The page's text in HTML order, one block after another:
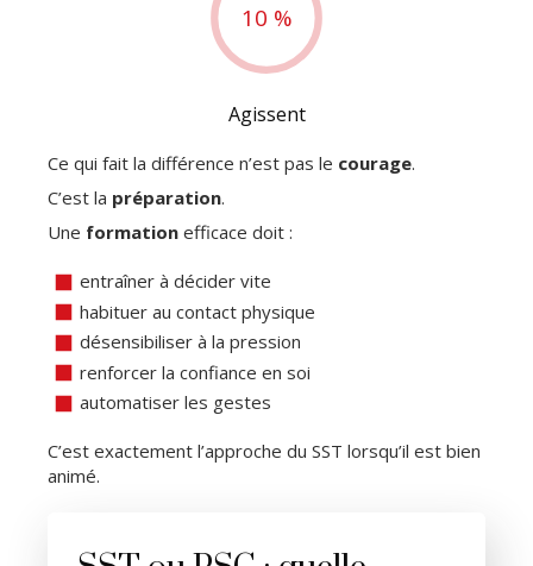
10 %
Agissent
Ce qui fait la différence n’est pas le courage.
C’est la préparation.
Une formation efficace doit :
entraîner à décider vite
habituer au contact physique
désensibiliser à la pression
renforcer la confiance en soi
automatiser les gestes
C’est exactement l’approche du SST lorsqu’il est bien
animé.